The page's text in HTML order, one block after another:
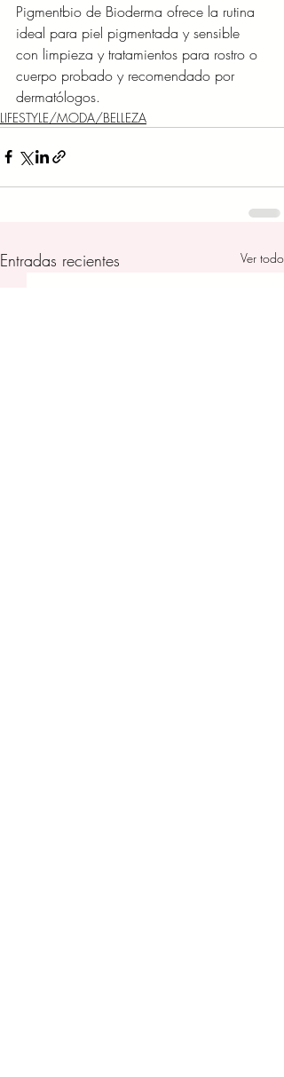
Pigmentbio de Bioderma ofrece la rutina
ideal para piel pigmentada y sensible
con limpieza y tratamientos para rostro o
cuerpo probado y recomendado por
dermatólogos.
LIFESTYLE/MODA/BELLEZA
Entradas recientes Ver todo